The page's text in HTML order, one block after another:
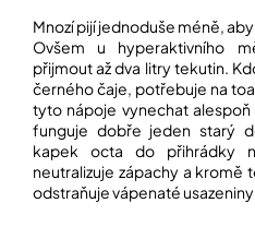
Mnozí pijí jednoduše méně,
Ovšem u hyperaktivního
přijmout až dva litry tekutin.
černého čaje, potřebuje na
tyto nápoje vynechat
funguje dobře jeden starý
kapek octa do přihrádky
neutralizuje zápachy a kromě
odstraňuje vápenaté